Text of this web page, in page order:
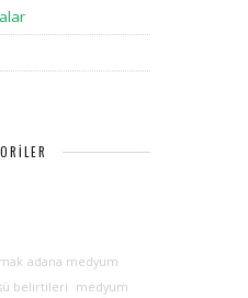
adana medyum
belirtileri
medyum